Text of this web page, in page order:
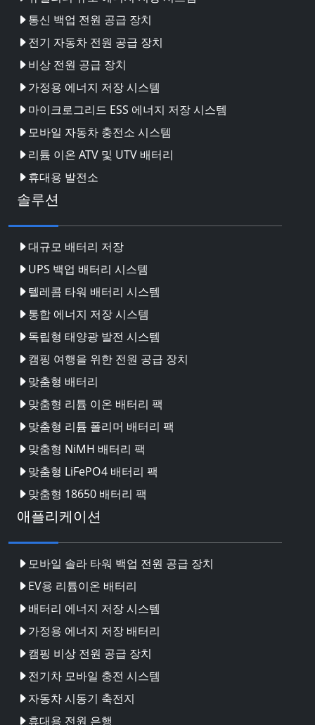
통신 백업 전원 공급 장치
전기 자동차 전원 공급 장치
비상 전원 공급 장치
가정용 에너지 저장 시스템
마이크로그리드 ESS 에너지 저장 시스템
모바일 자동차 충전소 시스템
리튬 이온 ATV 및 UTV 배터리
휴대용 발전소
솔루션
대규모 배터리 저장
UPS 백업 배터리 시스템
텔레콤 타워 배터리 시스템
통합 에너지 저장 시스템
독립형 태양광 발전 시스템
캠핑 여행을 위한 전원 공급 장치
맞춤형 배터리
맞춤형 리튬 이온 배터리 팩
맞춤형 리튬 폴리머 배터리 팩
맞춤형 NiMH 배터리 팩
맞춤형 LiFePO4 배터리 팩
맞춤형 18650 배터리 팩
애플리케이션
모바일 솔라 타워 백업 전원 공급 장치
EV용 리튬이온 배터리
배터리 에너지 저장 시스템
가정용 에너지 저장 배터리
캠핑 비상 전원 공급 장치
전기차 모바일 충전 시스템
자동차 시동기 축전지
휴대용 전원 은행